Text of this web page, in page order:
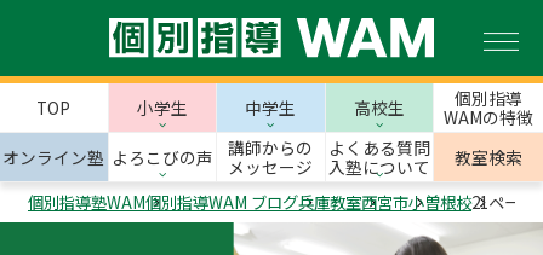
TOP 小学生 中学生 高校生
個別指導
WAMの特徴
オンライン塾 よろこびの声
講師からの
メッセージ
よくある質問
入塾について
教室検索
個別指導塾WAM個別指導WAM ブログ兵庫教室西宮市小曽根校21ページ